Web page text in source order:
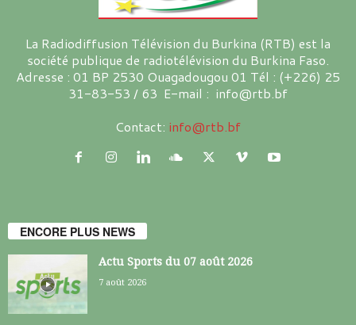
La Radiodiffusion Télévision du Burkina (RTB) est la
société publique de radiotélévision du Burkina Faso.
Adresse : 01 BP 2530 Ouagadougou 01 Tél : (+226) 25
31-83-53 / 63 E-mail : info@rtb.bf
Contact: info@rtb.bf
ENCORE PLUS NEWS
Actu Sports du 07 août 2026
7 août 2026